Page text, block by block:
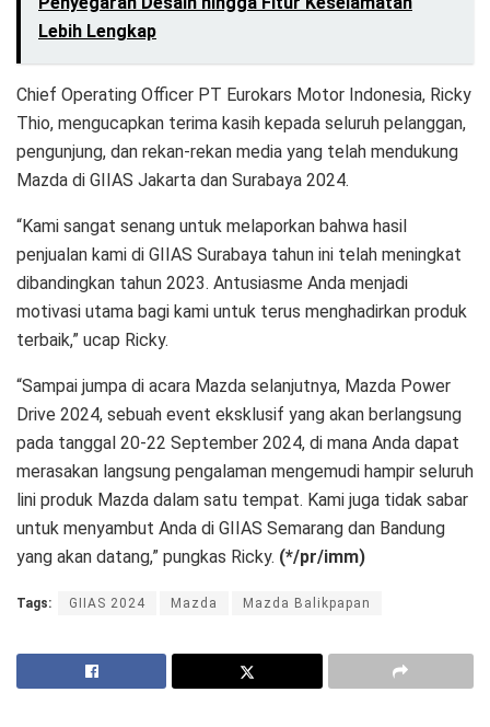
Lebih Lengkap
Chief Operating Officer PT Eurokars Motor Indonesia, Ricky
Thio, mengucapkan terima kasih kepada seluruh pelanggan,
pengunjung, dan rekan-rekan media yang telah mendukung
Mazda di GIIAS Jakarta dan Surabaya 2024.
“Kami sangat senang untuk melaporkan bahwa hasil
penjualan kami di GIIAS Surabaya tahun ini telah meningkat
dibandingkan tahun 2023. Antusiasme Anda menjadi
motivasi utama bagi kami untuk terus menghadirkan produk
terbaik,” ucap Ricky.
“Sampai jumpa di acara Mazda selanjutnya, Mazda Power
Drive 2024, sebuah event eksklusif yang akan berlangsung
pada tanggal 20-22 September 2024, di mana Anda dapat
merasakan langsung pengalaman mengemudi hampir seluruh
lini produk Mazda dalam satu tempat. Kami juga tidak sabar
untuk menyambut Anda di GIIAS Semarang dan Bandung
yang akan datang,” pungkas Ricky. (*/pr/imm)
Tags: GIIAS 2024 Mazda Mazda Balikpapan